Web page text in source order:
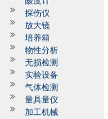
探伤仪
放大镜
培养箱
物性分析
无损检测
实验设备
气体检测
量具量仪
加工机械